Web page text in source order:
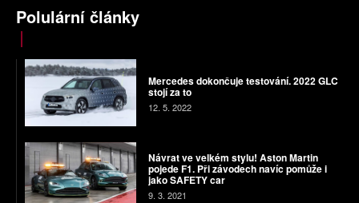
Polulární články
Mercedes dokončuje testování. 2022 GLC
stojí za to
12. 5. 2022
Návrat ve velkém stylu! Aston Martin
pojede F1. Při závodech navíc pomůže i
jako SAFETY car
9. 3. 2021